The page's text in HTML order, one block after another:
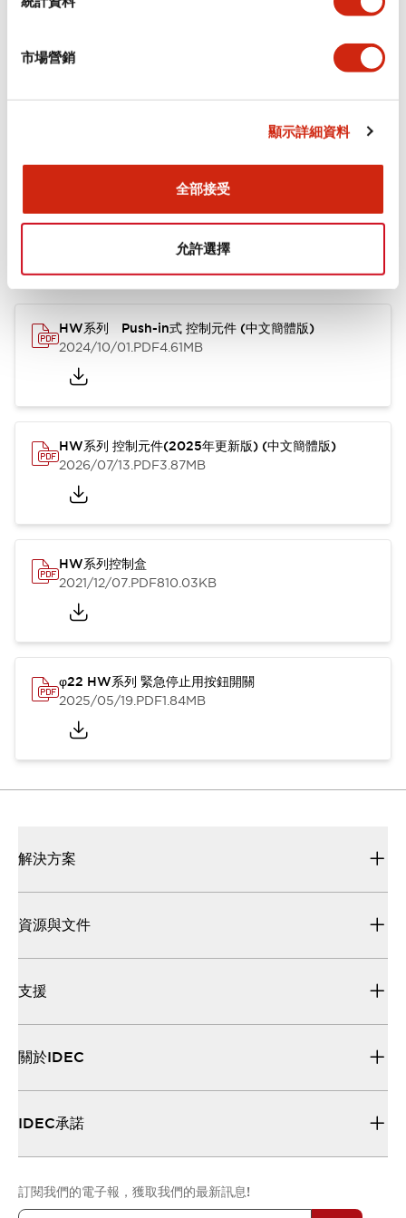
市場營銷
顯示詳細資料
全部接受
允許選擇
認證與標準 其他
HW系列 Push-in式 控制元件 (中文簡體版)
2024/10/01.PDF4.61MB
HW系列 控制元件(2025年更新版) (中文簡體版)
2026/07/13.PDF3.87MB
HW系列控制盒
2021/12/07.PDF810.03KB
φ22 HW系列 緊急停止用按鈕開關
2025/05/19.PDF1.84MB
解決方案
資源與文件
支援
關於IDEC
IDEC承諾
訂閱我們的電子報，獲取我們的最新訊息!